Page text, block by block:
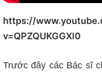
https://
v=QPZQUKGGXl0
Trước đây các Bác sĩ